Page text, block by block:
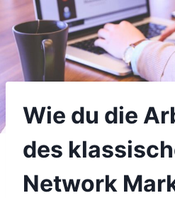
r
n
Wie du die
des
Network